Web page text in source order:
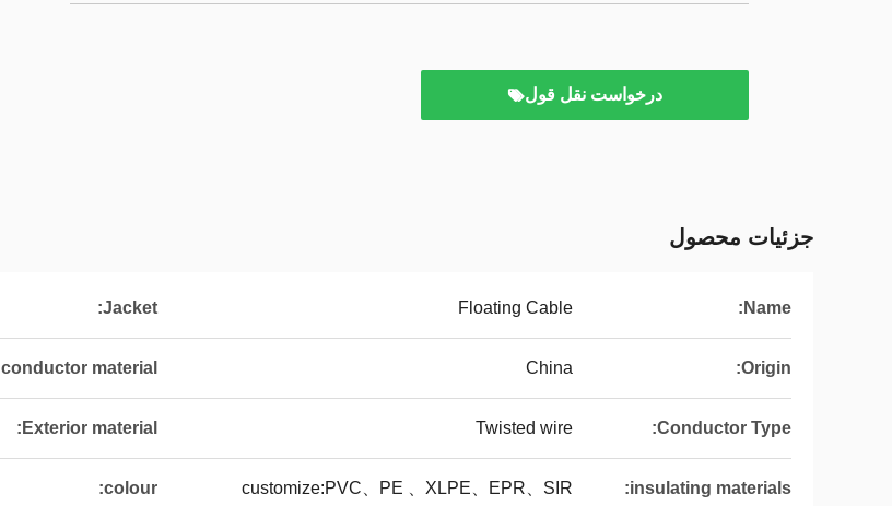
درخواست نقل قول
جزئیات محصول
Name:
Floating Cable
Jacket:
Origin:
China
conductor material:
Conductor Type:
Twisted wire
Exterior material:
insulating materials:
customize:PVC、PE 、XLPE、EPR、SIR
colour: